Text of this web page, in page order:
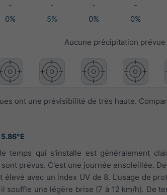
- - - -
0% 5% 0% 0%
Aucune précipitation prévue
ont une prévisibilité de très haute.
temps qui s'installe est généralement
prévus. C'est une journée ensoleillée.
élevé avec un index UV de 8. L'usage de
souffle une légère brise (7 à 12 km/h). De